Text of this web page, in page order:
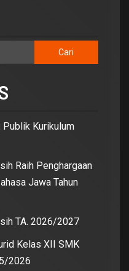
Cari
Publik Kurikulum
Raih Penghargaan
Jawa Tahun
TA. 2026/2027
Kelas XII SMK
2026